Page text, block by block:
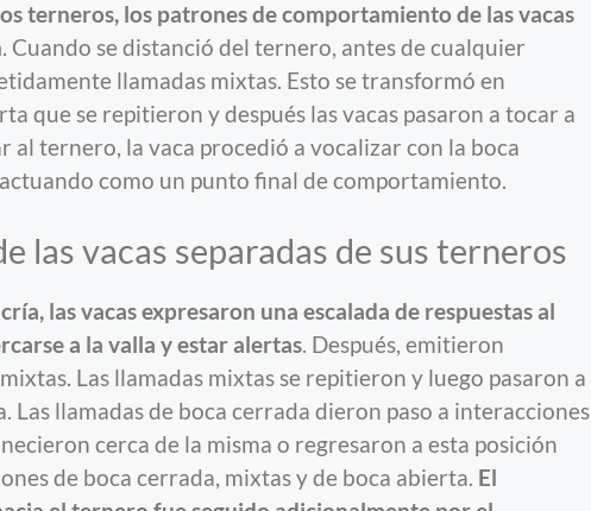
terneros, los patrones de comportamiento de las vacas
. Cuando se distanció del ternero, antes de cualquier
llamadas mixtas. Esto se transformó en
que se repitieron y después las vacas pasaron a tocar a
al ternero, la vaca procedió a vocalizar con la boca
como un punto final de comportamiento.
las vacas separadas de sus terneros
las vacas expresaron una escalada de respuestas al
a la valla y estar alertas. Después, emitieron
Las llamadas mixtas se repitieron y luego pasaron a
Las llamadas de boca cerrada dieron paso a interacciones
cerca de la misma o regresaron a esta posición
de boca cerrada, mixtas y de boca abierta. El